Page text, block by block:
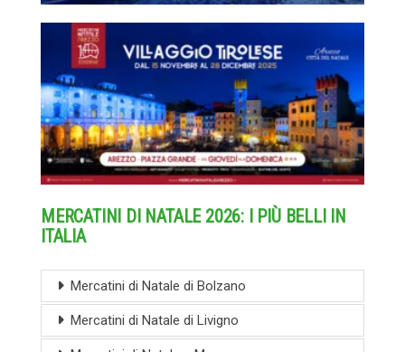
MERCATINI DI NATALE 2026: I PIÙ BELLI IN
ITALIA
Mercatini di Natale di Bolzano
Mercatini di Natale di Livigno